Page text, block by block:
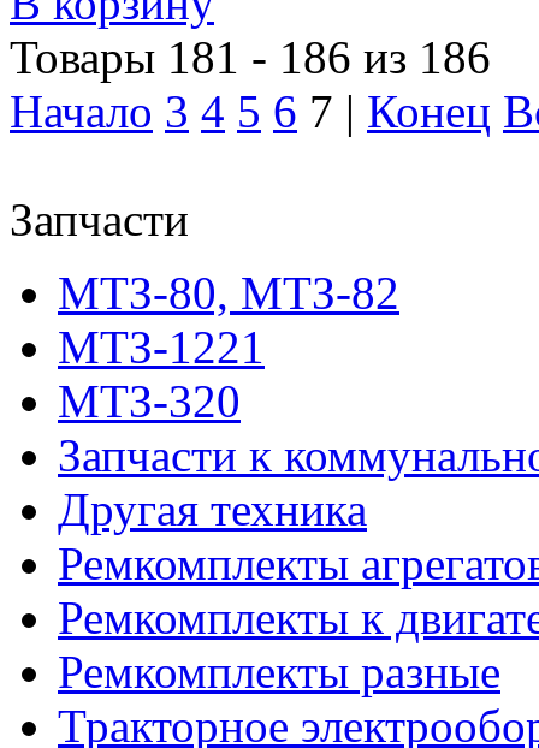
Товары 181 - 186 из 186
Начало 3 4 5 6 7 | Конец
Запчасти
МТЗ-80, МТЗ-82
МТЗ-1221
МТЗ-320
Запчасти к
Другая техника
Ремкомплекты
Ремкомплекты к
Ремкомплекты разные
Тракторное